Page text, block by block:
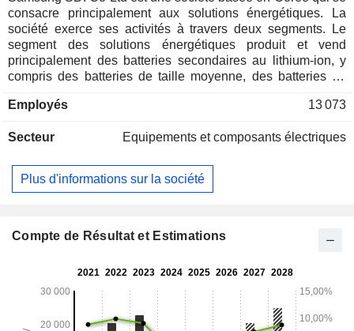
consacre principalement aux solutions énergétiques. La
société exerce ses activités à travers deux segments. Le
segment des solutions énergétiques produit et vend
principalement des batteries secondaires au lithium-ion, y
compris des batteries de taille moyenne, des batteries de
matériaux électroniques produit et vend principalement des
Employés 13 073
Secteur Equipements et composants électriques
Plus d'informations sur la société
Compte de Résultat et Estimations